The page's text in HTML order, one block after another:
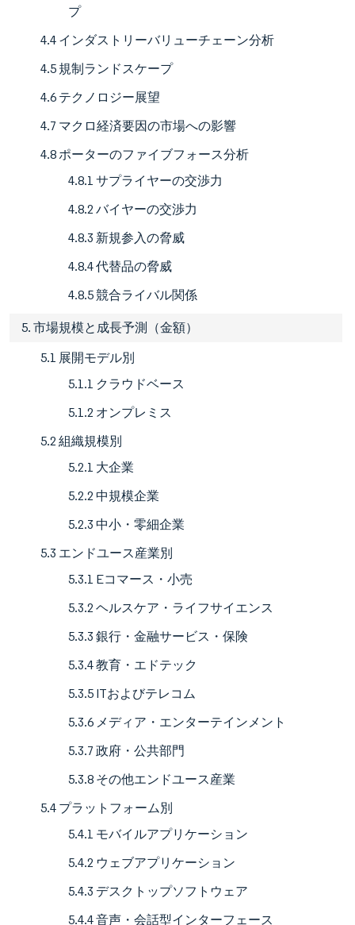
プ
4.4 インダストリーバリューチェーン分析
4.5 規制ランドスケープ
4.6 テクノロジー展望
4.7 マクロ経済要因の市場への影響
4.8 ポーターのファイブフォース分析
4.8.1 サプライヤーの交渉力
4.8.2 バイヤーの交渉力
4.8.3 新規参入の脅威
4.8.4 代替品の脅威
4.8.5 競合ライバル関係
5. 市場規模と成長予測（金額）
5.1 展開モデル別
5.1.1 クラウドベース
5.1.2 オンプレミス
5.2 組織規模別
5.2.1 大企業
5.2.2 中規模企業
5.2.3 中小・零細企業
5.3 エンドユース産業別
5.3.1 Eコマース・小売
5.3.2 ヘルスケア・ライフサイエンス
5.3.3 銀行・金融サービス・保険
5.3.4 教育・エドテック
5.3.5 ITおよびテレコム
5.3.6 メディア・エンターテインメント
5.3.7 政府・公共部門
5.3.8 その他エンドユース産業
5.4 プラットフォーム別
5.4.1 モバイルアプリケーション
5.4.2 ウェブアプリケーション
5.4.3 デスクトップソフトウェア
5.4.4 音声・会話型インターフェース